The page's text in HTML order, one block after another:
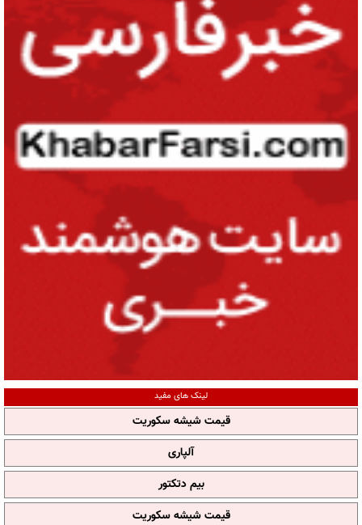
لینک های مفید
قیمت شیشه سکوریت
آلپاری
بیم دتکتور
قیمت شیشه سکوریت